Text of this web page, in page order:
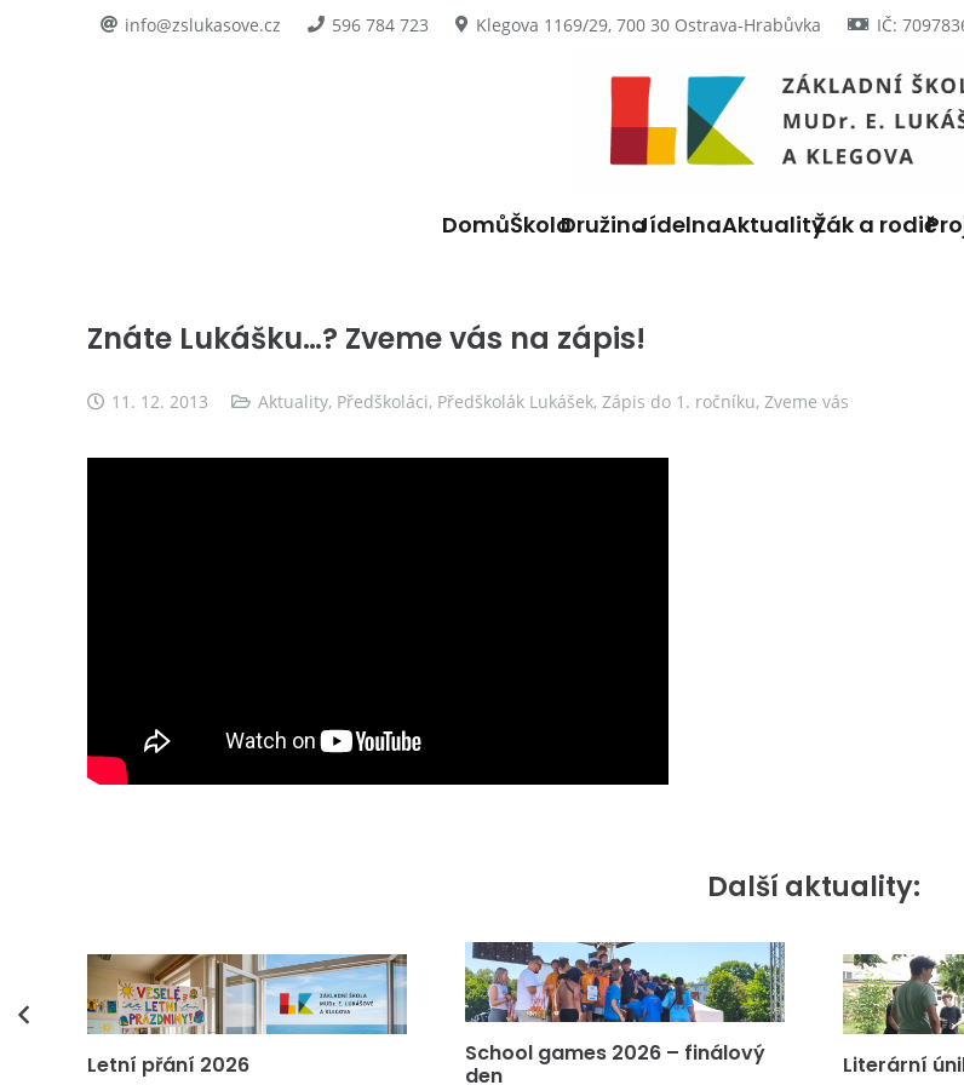
info@zslukasove.cz 596 784 723 Klegova 1169/29, 700 30 Ostrava-Hrabůvka IČ:
DomůŠkolaDružinaJídelnaAktualityŽák a rodič
Znáte Lukášku…? Zveme vás na zápis!
11. 12. 2013 Aktuality, Předškoláci, Předškolák Lukášek, Zápis do 1. ročníku, Zveme vás
Další aktuality:
Letní přání 2026
School games 2026 – finálový
den
Literární